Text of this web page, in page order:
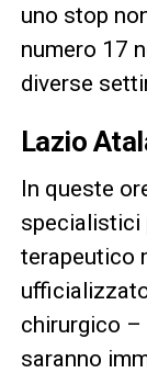
uno stop
numero 17
diverse
Lazio
In queste
specialistici
terapeutico
chirurgico –
saranno